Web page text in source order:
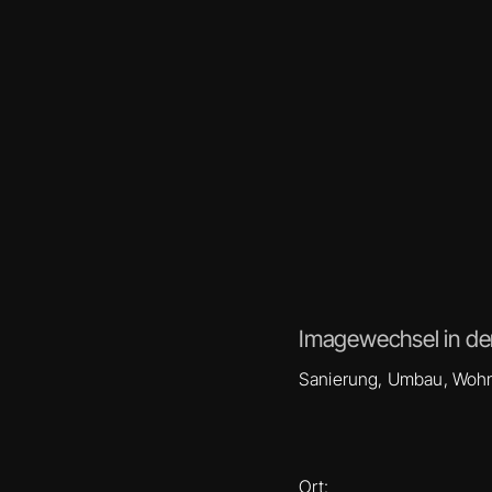
Imagewechsel in
Sanierung, Umbau,
Ort: